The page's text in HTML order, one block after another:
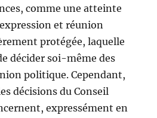
comme une atteinte
et réunion
protégée, laquelle
décider soi-même des
politique. Cependant,
décisions du Conseil
expressément en